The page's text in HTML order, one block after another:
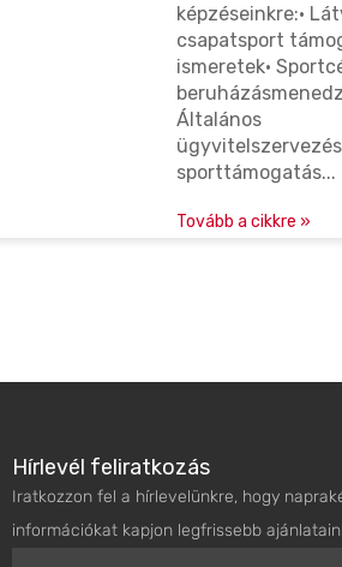
képzéseinkre:•
csapatsport
ismeretek•
Általános
sporttámogatás...
Tovább a cikkre »
Hírlevél feliratkozás
Iratkozzon fel a hírlevelünkre, hogy
információkat kapjon legfrissebb